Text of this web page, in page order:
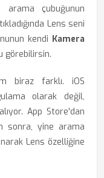
arama çubuğunun
Lens seni
kendi Kamera
görebilirsin.
biraz farklı. iOS
olarak değil,
App Store'dan
sonra, yine arama
Lens özelliğine